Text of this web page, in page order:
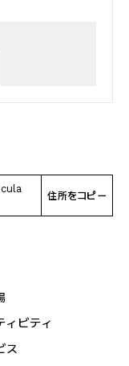
住所をコピー
ィビティ
ス